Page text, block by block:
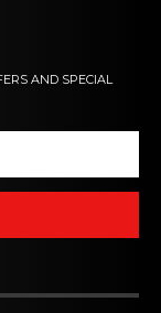
AND SPECIAL